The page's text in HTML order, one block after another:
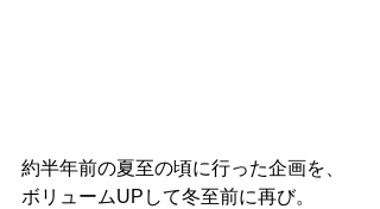
約半年前の夏至の頃に行った企画を、
ボリュームUPして冬至前に再び。